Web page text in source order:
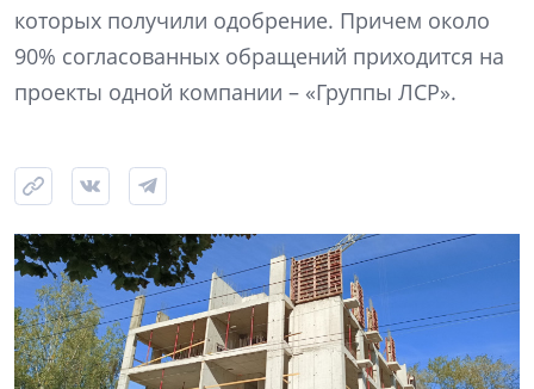
которых получили одобрение. Причем около
90% согласованных обращений приходится на
проекты одной компании – «Группы ЛСР».